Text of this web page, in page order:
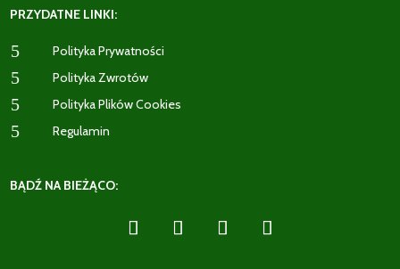
PRZYDATNE LINKI:
5 Polityka Prywatności
5 Polityka Zwrotów
5 Polityka Plików Cookies
5 Regulamin
BĄDŹ NA BIEŻĄCO: